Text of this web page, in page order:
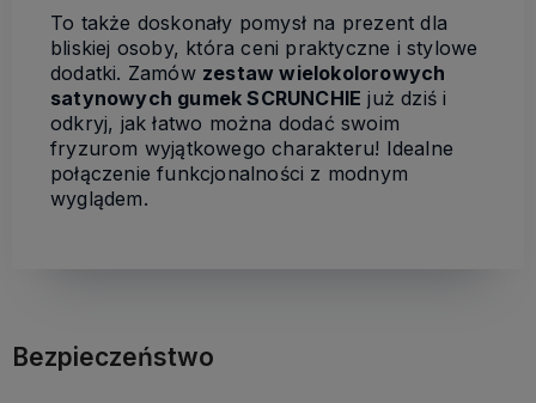
To także doskonały pomysł na prezent dla
bliskiej osoby, która ceni praktyczne i stylowe
dodatki. Zamów zestaw wielokolorowych
satynowych gumek SCRUNCHIE już dziś i
odkryj, jak łatwo można dodać swoim
fryzurom wyjątkowego charakteru! Idealne
połączenie funkcjonalności z modnym
wyglądem.
Bezpieczeństwo